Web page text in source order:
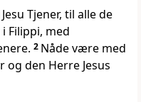
Tjener, til alle de
Filippi, med
2 Nåde være med
og den Herre Jesus